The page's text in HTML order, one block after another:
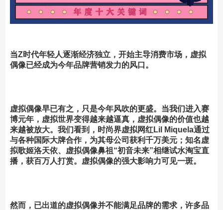
当Z时代年轻人逐渐经济独立，开始主导消费市场，虚拟
偶像已经成为今年品牌营销发力的风口。
虚拟偶像早已有之，只是今年风吹的更盛。 当我们进入赛
博元年，虚拟世界变得越来越逼真，虚拟偶像的价值也越
来越被放大。我们看到，时尚界虚拟网红Lil Miquela通过
与各种国际大牌合作，为其母公司获利千万美元；知名虚
拟歌姬洛天依、虚拟偶像鼻祖“初音未来”相继试水淘宝直
播，获百万人打赏。虚拟偶像的强大影响力可见一斑。
然而，已出道的虚拟偶像并不能满足品牌的需求， 许多品